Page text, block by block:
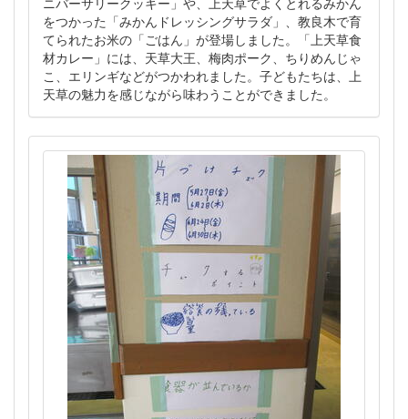
をつかった「みかんドレッシングサラダ」、教良木で育
てられたお米の「ごはん」が登場しました。「上天草食
材カレー」には、天草大王、梅肉ポーク、ちりめんじゃ
こ、エリンギなどがつかわれました。子どもたちは、上
天草の魅力を感じながら味わうことができました。